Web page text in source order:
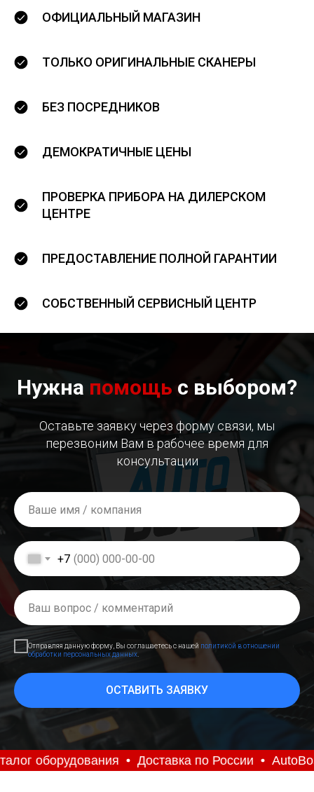
ОФИЦИАЛЬНЫЙ МАГАЗИН
ТОЛЬКО ОРИГИНАЛЬНЫЕ СКАНЕРЫ
БЕЗ ПОСРЕДНИКОВ
ДЕМОКРАТИЧНЫЕ ЦЕНЫ
ПРОВЕРКА ПРИБОРА НА ДИЛЕРСКОМ
ЦЕНТРЕ
ПРЕДОСТАВЛЕНИЕ ПОЛНОЙ ГАРАНТИИ
СОБСТВЕННЫЙ СЕРВИСНЫЙ ЦЕНТР
Нужна помощь с выбором?
Оставьте заявку через форму связи, мы
перезвоним Вам в рабочее время для
консультации
+7
Отправляя данную форму, Вы соглашаетесь с нашей политикой в отношении
обработки персональных данных.
ОСТАВИТЬ ЗАЯВКУ
оборудования Доставка по России AutoBoss